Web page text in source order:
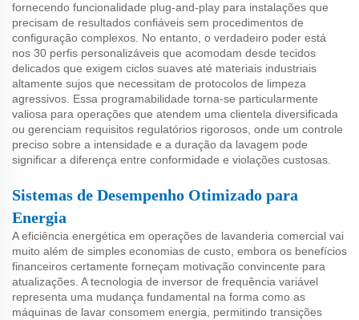
fornecendo funcionalidade plug-and-play para instalações que
precisam de resultados confiáveis sem procedimentos de
configuração complexos. No entanto, o verdadeiro poder está
nos 30 perfis personalizáveis que acomodam desde tecidos
delicados que exigem ciclos suaves até materiais industriais
altamente sujos que necessitam de protocolos de limpeza
agressivos. Essa programabilidade torna-se particularmente
valiosa para operações que atendem uma clientela diversificada
ou gerenciam requisitos regulatórios rigorosos, onde um controle
preciso sobre a intensidade e a duração da lavagem pode
significar a diferença entre conformidade e violações custosas.
Sistemas de Desempenho Otimizado para
Energia
A eficiência energética em operações de lavanderia comercial vai
muito além de simples economias de custo, embora os benefícios
financeiros certamente forneçam motivação convincente para
atualizações. A tecnologia de inversor de frequência variável
representa uma mudança fundamental na forma como as
máquinas de lavar consomem energia, permitindo transições